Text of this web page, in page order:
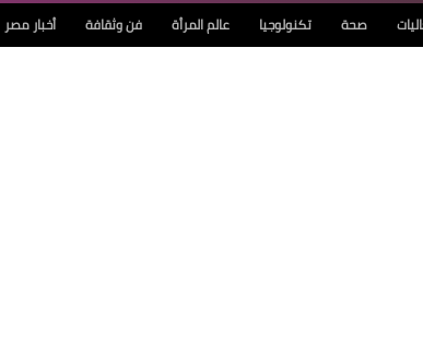
صحة تكنولوجيا عالم المرأة فن وثقافة أخبار مصر